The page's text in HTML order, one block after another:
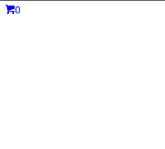
0